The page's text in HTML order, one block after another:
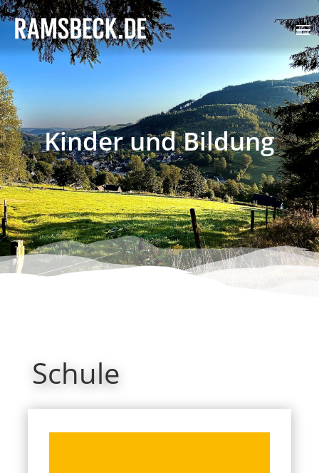
Kinder und Bildung
Schule